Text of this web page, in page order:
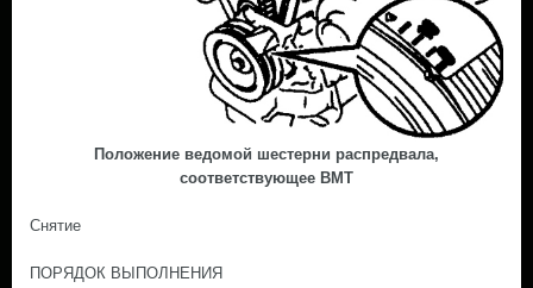
Положение ведомой шестерни распредвала,
соответствующее ВМТ
Снятие
ПОРЯДОК ВЫПОЛНЕНИЯ